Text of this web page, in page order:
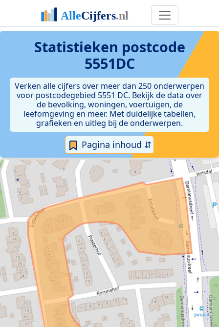
Statistieken postcode
5551DC
Verken alle cijfers over meer dan 250 onderwerpen
voor postcodegebied 5551 DC. Bekijk de data over
de bevolking, woningen, voertuigen, de
leefomgeving en meer. Met duidelijke tabellen,
grafieken en uitleg bij de onderwerpen.
Pagina inhoud ⇵